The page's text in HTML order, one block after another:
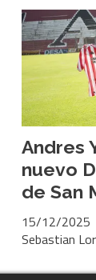
Andres
nuevo
de San
Sebastian
15/12/2025